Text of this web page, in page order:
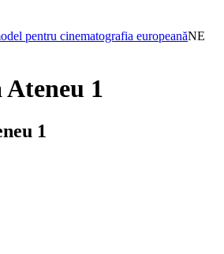
pentru cinematografia europeanăNE
1
1